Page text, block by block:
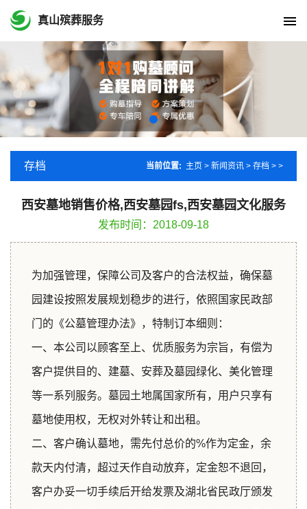
真山殡葬服务
存档 当前位置: 主页 > 新闻资讯 > 存档 > >
西安墓地销售价格,西安墓园fs,西安墓园文化服务
发布时间：2018-09-18
为加强管理，保障公司及客户的合法权益，确保墓
园建设按照发展规划稳步的进行，依照国家民政部
门的《公墓管理办法》，特制订本细则：
一、本公司以顾客至上、优质服务为宗旨，有偿为
客户提供目的、建墓、安葬及墓园绿化、美化管理
等一系列服务。墓园土地属国家所有，用户只享有
墓地使用权，无权对外转让和出租。
二、客户确认墓地，需先付总价的%作为定金，余
款天内付清，超过天作自动放弃，定金恕不退回，
客户办妥一切手续后开给发票及湖北省民政厅颁发